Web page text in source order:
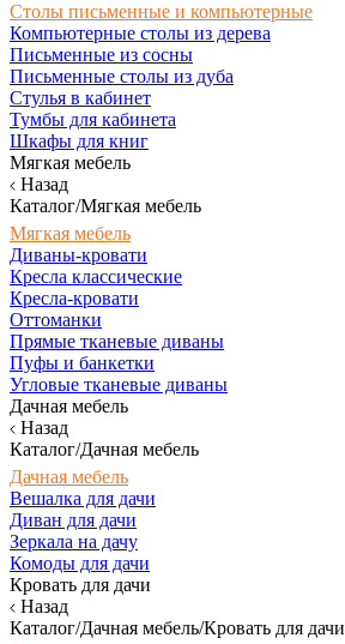
Столы письменные и компьютерные
Компьютерные столы из дерева
Письменные из сосны
Письменные столы из дуба
Стулья в кабинет
Тумбы для кабинета
Шкафы для книг
Мягкая мебель
Назад
Каталог/Мягкая мебель
Мягкая мебель
Диваны-кровати
Кресла классические
Кресла-кровати
Оттоманки
Прямые тканевые диваны
Пуфы и банкетки
Угловые тканевые диваны
Дачная мебель
Назад
Каталог/Дачная мебель
Дачная мебель
Вешалка для дачи
Диван для дачи
Зеркала на дачу
Комоды для дачи
Кровать для дачи
Назад
Каталог/Дачная мебель/Кровать для дачи